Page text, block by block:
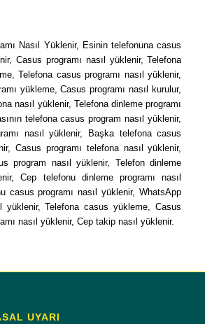
Nasıl Yüklenir, Esinin telefonuna casus
Casus programı nasıl yüklenir, Telefona
Telefona casus programı nasıl yüklenir,
yükleme, Casus programı nasıl kurulur,
nasıl yüklenir, Telefona dinleme programı
telefona casus program nasıl yüklenir,
nasıl yüklenir, Başka telefona casus
Casus programı telefona nasıl yüklenir,
program nasıl yüklenir, Telefon dinleme
Cep telefonu dinleme programı nasıl
casus programı nasıl yüklenir, WhatsApp
yüklenir, Telefona casus yükleme, Casus
nasıl yüklenir, Cep takip nasıl yüklenir.
UYARI